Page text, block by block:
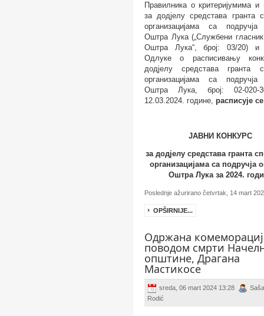
Правилника о критеријумима и
за додјелу средстава гранта
организацијама са подручја
Оштра Лука („Службени
Оштра Лука“, број: 03/20) и
Одлуке о расписивању
додјелу средстава гранта
организацијама са подручја
Оштра Лука, број: 02-020-
12.03.2024. године, расписује
ЈАВНИ КОНКУРС
за додјелу средстава гранта
организацијама са подручја
Оштра Лука за 2024.
Poslednje ažurirano četvrtak, 14 mart
OPŠIRNIJE...
Одржана
поводом смрти
општине, Драгана
Мастикосе
sreda, 06 mart 2024 13:28
Saša
Rodić